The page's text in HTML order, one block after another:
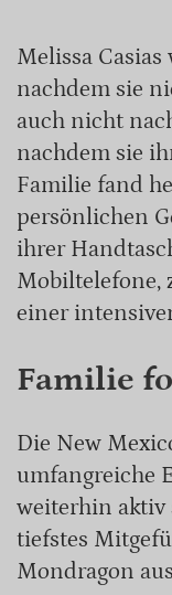
Melissa
nachdem sie
auch nicht
nachdem sie
Familie fand
persönlichen
ihrer
Mobiltelefone,
einer
Familie
Die New
umfangreiche
weiterhin aktiv
tiefstes
Mondragon